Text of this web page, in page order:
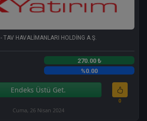
- TAV HAVALİMANLARI HOLDİNG A.Ş.
270.00 ₺
%0.00
Endeks Üstü Get.
0
Cuma, 26 Nisan 2024